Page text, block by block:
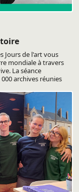
Jours de l'art vous
mondiale à travers
La séance
archives réunies